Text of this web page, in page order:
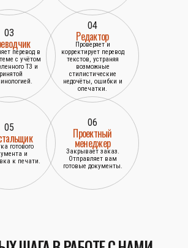
03
перевод в
с учётом
ТЗ и
04
Редактор
Проверяет и
корректирует перевод
текстов, устраняя
возможные
стилистические
недочёты, ошибки и
опечатки.
05
готового
и
к печати.
06
Проектный
менеджер
Закрывает заказ.
Отправляет вам
готовые документы.